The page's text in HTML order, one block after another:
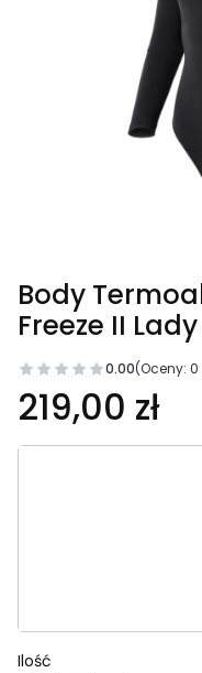
Body
Freeze II
0.00(Oceny: 0
Cena
219,00 zł
Ilość